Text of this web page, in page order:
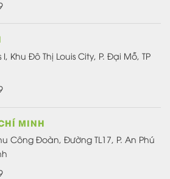
Khu Đô Thị Louis City, P. Đại Mỗ, TP
MINH
Công Đoàn, Đường TL17, P. An Phú